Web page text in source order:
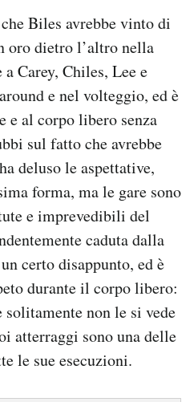
Biles avrebbe vinto di
oro dietro l’altro nella
Carey, Chiles, Lee e
e nel volteggio, ed è
e al corpo libero senza
sul fatto che avrebbe
deluso le aspettative,
forma, ma le gare sono
e imprevedibili del
caduta dalla
certo disappunto, ed è
durante il corpo libero:
non le si vede
atterraggi sono una delle
le sue esecuzioni.